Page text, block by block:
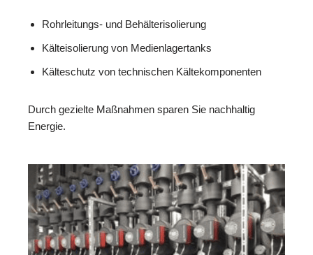
Rohrleitungs- und Behälterisolierung
Kälteisolierung von Medienlagertanks
Kälteschutz von technischen Kältekomponenten
Durch gezielte Maßnahmen sparen Sie nachhaltig
Energie.